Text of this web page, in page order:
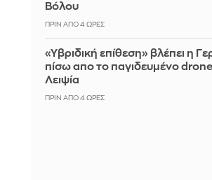
Βόλου
ΠΡΙΝ ΑΠΌ 4 ΏΡΕΣ
«Υβριδική επίθεση» βλέπει η
πίσω απο το παγιδευμένο
Λειψία
ΠΡΙΝ ΑΠΌ 4 ΏΡΕΣ